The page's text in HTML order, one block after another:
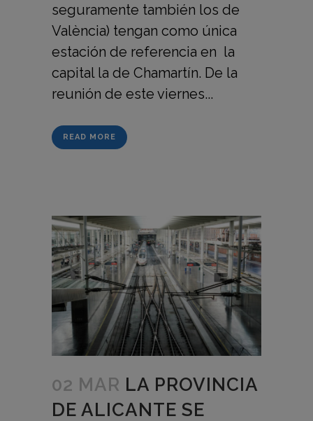
seguramente también los de
València) tengan como única
estación de referencia en la
capital la de Chamartín. De la
reunión de este viernes...
READ MORE
02 MAR LA PROVINCIA
DE ALICANTE SE